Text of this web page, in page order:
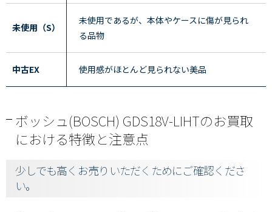
未使用（S）
未使用であるが、本体やケースに傷が見られ
る品物
中古EX 使用感がほとんど見られない美品
ボッシュ(BOSCH) GDS18V-LIHTのお買取
における特徴と注意点
少しでも高くお売りいただくためにご確認くださ
い。